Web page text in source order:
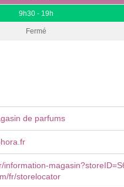
9h30 - 19h
Fermé
de parfums
information-
fr/storelocator